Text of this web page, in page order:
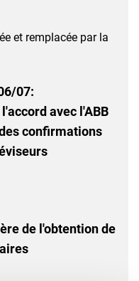
et remplacée par la
07:
avec l'ABB
confirmations
de l'obtention de